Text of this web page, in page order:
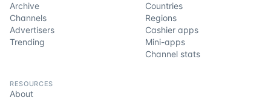
Archive
Channels
Advertisers
Trending
Countries
Regions
Cashier apps
Mini-apps
Channel stats
RESOURCES
About